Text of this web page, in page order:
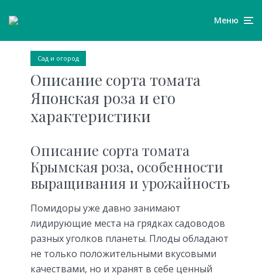
Меню
Сад и огород
Описание сорта томата
Японская роза и его
характеристики
Описание сорта томата
Крымская роза, особенности
выращивания и урожайность
Помидоры уже давно занимают
лидирующие места на грядках садоводов
разных уголков планеты. Плоды обладают
не только положительными вкусовыми
качествами, но и хранят в себе ценный